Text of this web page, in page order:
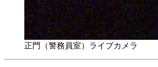
正門（警務員室）ライブカメラ